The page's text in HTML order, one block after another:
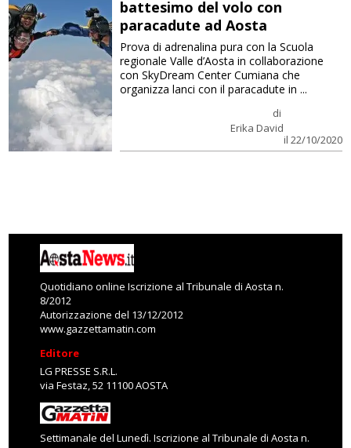
battesimo del volo con
paracadute ad Aosta
di
Erika David
il 22/10/2020
Prova di adrenalina pura con la Scuola
regionale Valle d’Aosta in collaborazione
con SkyDream Center Cumiana che
organizza lanci con il paracadute in ...
Quotidiano online Iscrizione al Tribunale di Aosta n.
8/2012
Autorizzazione del 13/12/2012
www.gazzettamatin.com
Editore
LG PRESSE S.R.L.
via Festaz, 52 11100 AOSTA
Settimanale del Lunedì. Iscrizione al Tribunale di Aosta n.